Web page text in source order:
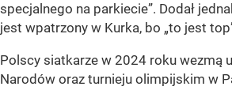
specjalnego na parkiecie”. Dodał
jest wpatrzony w Kurka, bo „to jest
Polscy siatkarze w 2024 roku wezmą
Narodów oraz turnieju olimpijskim w